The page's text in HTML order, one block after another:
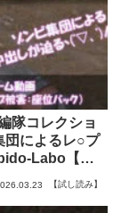
隊コレクショ
団によるレ○プ
Labo【試
【試し読み】